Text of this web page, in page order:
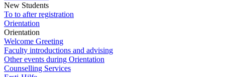
New Students
To to after registration
Orientation
Orientation
Welcome Greeting
Faculty introductions and advising
Other events during Orientation
Counselling Services